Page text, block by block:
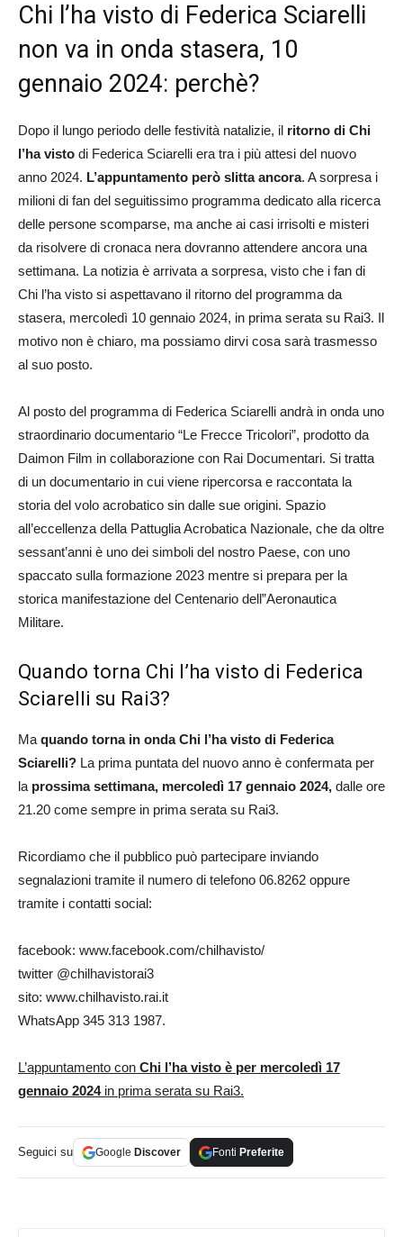
Chi l’ha visto di Federica Sciarelli
non va in onda stasera, 10
gennaio 2024: perchè?
Dopo il lungo periodo delle festività natalizie, il ritorno di Chi
l’ha visto di Federica Sciarelli era tra i più attesi del nuovo
anno 2024. L’appuntamento però slitta ancora. A sorpresa i
milioni di fan del seguitissimo programma dedicato alla ricerca
delle persone scomparse, ma anche ai casi irrisolti e misteri
da risolvere di cronaca nera dovranno attendere ancora una
settimana. La notizia è arrivata a sorpresa, visto che i fan di
Chi l’ha visto si aspettavano il ritorno del programma da
stasera, mercoledì 10 gennaio 2024, in prima serata su Rai3. Il
motivo non è chiaro, ma possiamo dirvi cosa sarà trasmesso
al suo posto.
Al posto del programma di Federica Sciarelli andrà in onda uno
straordinario documentario “Le Frecce Tricolori”, prodotto da
Daimon Film in collaborazione con Rai Documentari. Si tratta
di un documentario in cui viene ripercorsa e raccontata la
storia del volo acrobatico sin dalle sue origini. Spazio
all’eccellenza della Pattuglia Acrobatica Nazionale, che da oltre
sessant’anni è uno dei simboli del nostro Paese, con uno
spaccato sulla formazione 2023 mentre si prepara per la
storica manifestazione del Centenario dell”Aeronautica
Militare.
Quando torna Chi l’ha visto di Federica
Sciarelli su Rai3?
Ma quando torna in onda Chi l’ha visto di Federica
Sciarelli? La prima puntata del nuovo anno è confermata per
la prossima settimana, mercoledì 17 gennaio 2024, dalle ore
21.20 come sempre in prima serata su Rai3.
Ricordiamo che il pubblico può partecipare inviando
segnalazioni tramite il numero di telefono 06.8262 oppure
tramite i contatti social:
facebook: www.facebook.com/chilhavisto/
twitter @chilhavistorai3
sito: www.chilhavisto.rai.it
WhatsApp 345 313 1987.
L’appuntamento con Chi l’ha visto è per mercoledì 17
gennaio 2024in prima serata su Rai3.
Seguici su Google Discover Fonti Preferite